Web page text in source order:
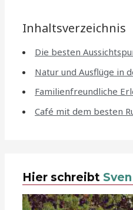
Inhaltsverzeichnis
Die besten
Natur und Ausflüge in
Familienfreundliche
Café mit dem besten
Hier schreibt Sven